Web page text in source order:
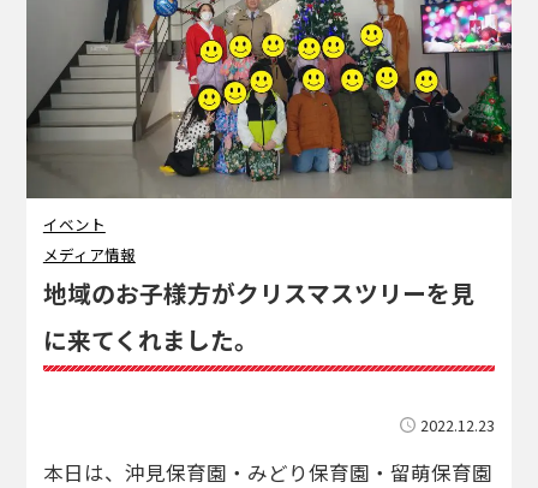
イベント
メディア情報
地域のお子様方がクリスマスツリーを見
に来てくれました。
2022.12.23
本日は、沖見保育園・みどり保育園・留萌保育園